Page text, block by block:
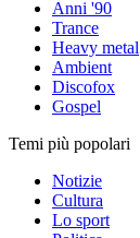
Anni '90
Trance
Heavy metal
Ambient
Discofox
Gospel
Temi più popolari
Notizie
Cultura
Lo sport